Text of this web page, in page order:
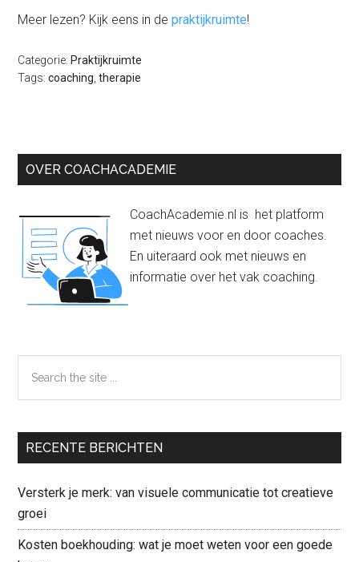
Meer lezen? Kijk eens in depraktijkruimte!
Categorie: Praktijkruimte
Tags:coaching ,therapie
Primaire
OVER COACHACADEMIE
CoachAcademie.nl is het platform
met nieuws voor en door coaches.
En uiteraard ook met nieuws en
informatie over het vak coaching.
the
RECENTE BERICHTEN
Versterk je merk: van visuele communicatie tot creatieve
groei
Kosten boekhouding: wat je moet weten voor een goede